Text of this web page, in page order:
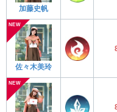
加藤史帆
佐々木美玲